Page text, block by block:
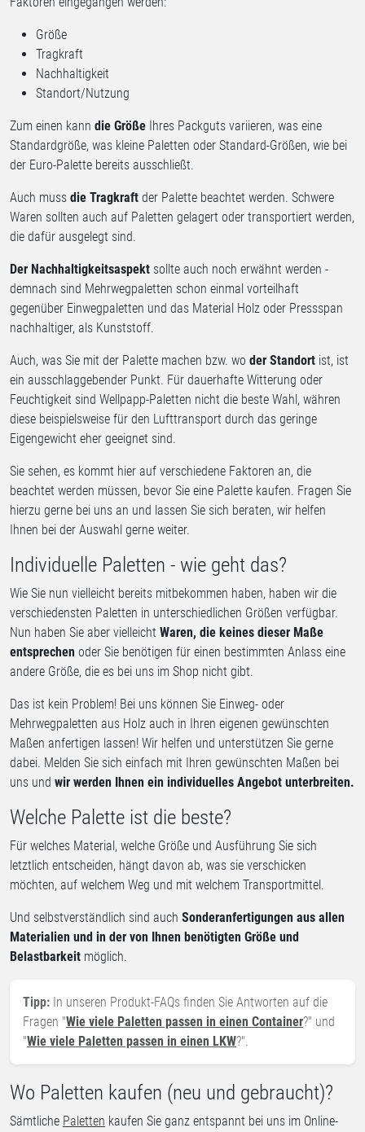
Größe
Tragkraft
Nachhaltigkeit
Standort/Nutzung
Zum einen kann die Größe Ihres Packguts variieren, was eine
Standardgröße, was kleine Paletten oder Standard-Größen, wie bei
der Euro-Palette bereits ausschließt.
Auch muss die Tragkraft der Palette beachtet werden. Schwere
Waren sollten auch auf Paletten gelagert oder transportiert werden,
die dafür ausgelegt sind.
Der Nachhaltigkeitsaspekt sollte auch noch erwähnt werden -
demnach sind Mehrwegpaletten schon einmal vorteilhaft
gegenüber Einwegpaletten und das Material Holz oder Pressspan
nachhaltiger, als Kunststoff.
Auch, was Sie mit der Palette machen bzw. wo der Standort ist, ist
ein ausschlaggebender Punkt. Für dauerhafte Witterung oder
Feuchtigkeit sind Wellpapp-Paletten nicht die beste Wahl, währen
diese beispielsweise für den Lufttransport durch das geringe
Eigengewicht eher geeignet sind.
Sie sehen, es kommt hier auf verschiedene Faktoren an, die
beachtet werden müssen, bevor Sie eine Palette kaufen. Fragen Sie
hierzu gerne bei uns an und lassen Sie sich beraten, wir helfen
Ihnen bei der Auswahl gerne weiter.
Individuelle Paletten - wie geht das?
Wie Sie nun vielleicht bereits mitbekommen haben, haben wir die
verschiedensten Paletten in unterschiedlichen Größen verfügbar.
Nun haben Sie aber vielleicht Waren, die keines dieser Maße
entsprechen oder Sie benötigen für einen bestimmten Anlass eine
andere Größe, die es bei uns im Shop nicht gibt.
Das ist kein Problem! Bei uns können Sie Einweg- oder
Mehrwegpaletten aus Holz auch in Ihren eigenen gewünschten
Maßen anfertigen lassen! Wir helfen und unterstützen Sie gerne
dabei. Melden Sie sich einfach mit Ihren gewünschten Maßen bei
uns und wir werden Ihnen ein individuelles Angebot unterbreiten.
Welche Palette ist die beste?
Für welches Material, welche Größe und Ausführung Sie sich
letztlich entscheiden, hängt davon ab, was sie verschicken
möchten, auf welchem Weg und mit welchem Transportmittel.
Und selbstverständlich sind auch Sonderanfertigungen aus allen
Materialien und in der von Ihnen benötigten Größe und
Belastbarkeit möglich.
Tipp: In unseren Produkt-FAQs finden Sie Antworten auf die
Fragen "Wie viele Paletten passen in einen Container?" und
"Wie viele Paletten passen in einen LKW?".
Wo Paletten kaufen (neu und gebraucht)?
Sämtliche Paletten kaufen Sie ganz entspannt bei uns im Online-